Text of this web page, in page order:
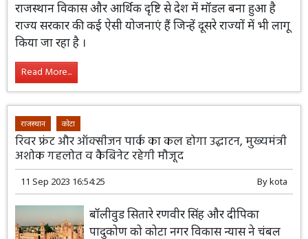
राजस्थान विकास और आर्थिक दृष्टि से देश में
जा रहा है ।
Read More...
राजस्थान कोटा
रिवर फ्रंट और ऑक्सीजन पार्क का कल होगा उद्घाटन, मुख्यमंत्री
अशोक गहलोत व कैबिनेट रहेगी मौजूद
11 Sep 2023 16:54:25 By